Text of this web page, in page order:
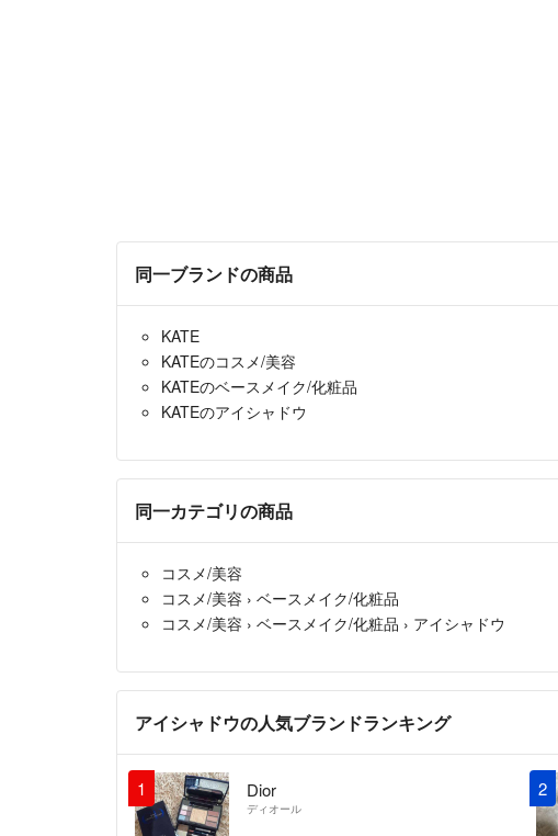
同一ブランドの商品
KATE
KATEのコスメ/美容
KATEのベースメイク/化粧品
KATEのアイシャドウ
同一カテゴリの商品
コスメ/美容
コスメ/美容 › ベースメイク/化粧品
コスメ/美容 › ベースメイク/化粧品 › アイシャドウ
アイシャドウの人気ブランドランキング
1 Dior
ディオール
2